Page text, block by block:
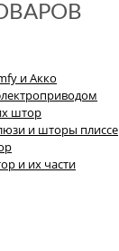
и Акко
штор
и шторы плиссе
и их части